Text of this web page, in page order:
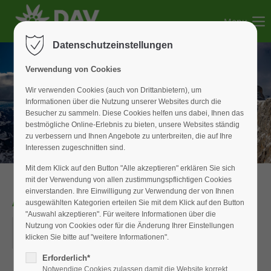
Der Eintrag "offcanvas-col2" existiert leider nicht.
Der Eintrag "offcanvas-col3" existiert leider nicht.
Der Eintrag "offcanvas-col4" existiert leider nicht.
Menu
Anmeldeende V14
12.05.2018
ORT: WIESENSTRASSE IN WEISSENBURG
Datenschutzeinstellungen
Verwendung von Cookies
Wir verwenden Cookies (auch von Drittanbietern), um
Informationen über die Nutzung unserer Websites durch die
Besucher zu sammeln. Diese Cookies helfen uns dabei, Ihnen das
bestmögliche Online-Erlebnis zu bieten, unsere Websites ständig
zu verbessern und Ihnen Angebote zu unterbreiten, die auf Ihre
Interessen zugeschnitten sind.
Mit dem Klick auf den Button "Alle akzeptieren" erklären Sie sich
mit der Verwendung von allen zustimmungspflichtigen Cookies
einverstanden. Ihre Einwilligung zur Verwendung der von Ihnen
ausgewählten Kategorien erteilen Sie mit dem Klick auf den Button
"Auswahl akzeptieren". Für weitere Informationen über die
Nutzung von Cookies oder für die Änderung Ihrer Einstellungen
klicken Sie bitte auf "weitere Informationen".
Erforderlich*
Notwendige Cookies zulassen damit die Website korrekt